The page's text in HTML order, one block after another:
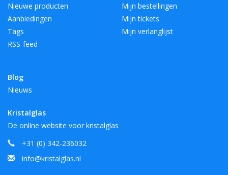
Nieuwe producten
Aanbiedingen
Tags
RSS-feed
Blog
Nieuws
Mijn bestellingen
Mijn tickets
Mijn verlanglijst
Kristalglas
De online website voor kristalglas
+31 (0) 342-236032
info@kristalglas.nl